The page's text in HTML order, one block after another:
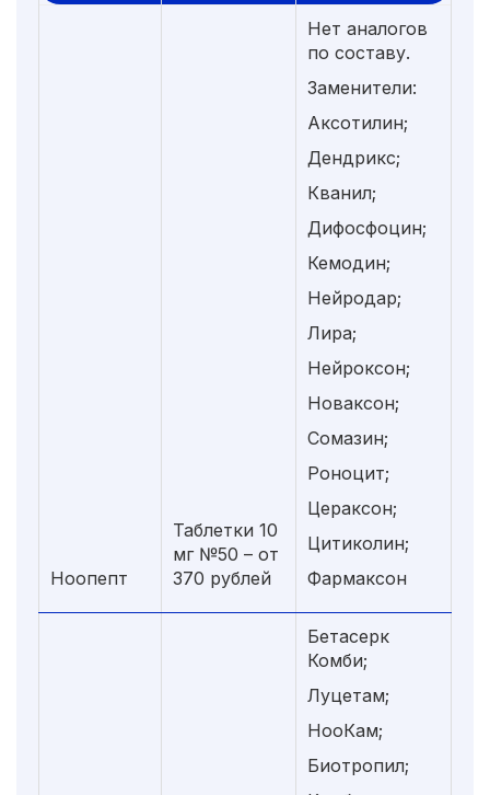
Ноопепт
Таблетки 10
мг №50 – от
370 рублей
Нет аналогов
по составу.
Заменители:
Аксотилин;
Дендрикс;
Кванил;
Дифосфоцин;
Кемодин;
Нейродар;
Лира;
Нейроксон;
Новаксон;
Сомазин;
Роноцит;
Цераксон;
Цитиколин;
Фармаксон
Бетасерк
Комби;
Луцетам;
НооКам;
Биотропил;